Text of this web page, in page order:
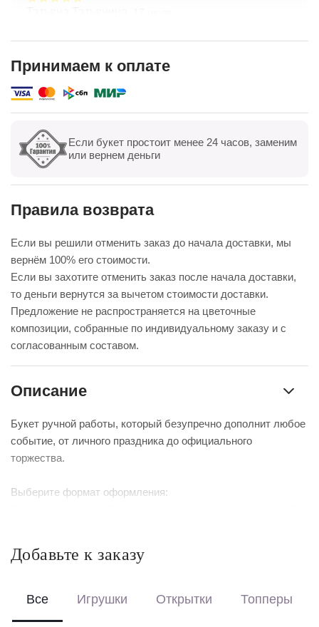
очень аккуратно, выглядит даже лучше, чем на
вежлив. Отдельно спасибо менеджеру — помог с
выбором и учёл все пожелания. Обязательно
Показать все Оставить отзыв
Принимаем к оплате
Если букет простоит менее 24 часов, заменим
или вернем деньги
Правила возврата
Если вы решили отменить заказ до начала доставки, мы
вернём 100% его стоимости.
Если вы захотите отменить заказ после начала доставки,
то деньги вернутся за вычетом стоимости доставки.
Предложение не распространяется на цветочные
композиции, собранные по индивидуальному заказу и с
согласованным составом.
Описание
Букет ручной работы, который безупречно дополнит любое
событие, от личного праздника до официального
торжества.
Выберите формат оформления:
Перевяжем лентой – идеальный минималистичный вариант
Добавьте к заказу
Все Игрушки Открытки Топперы